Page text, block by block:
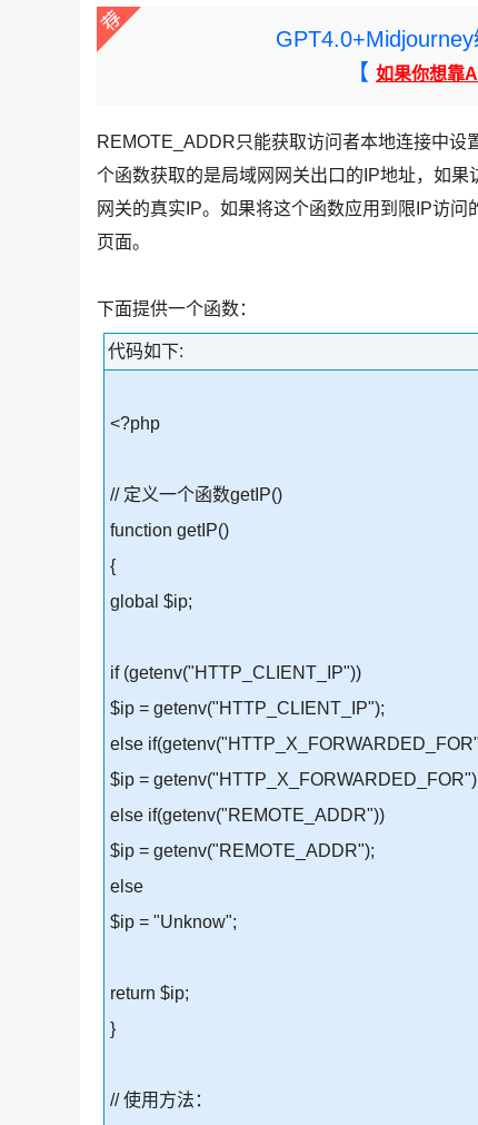
【 如果你想靠
REMOTE_ADDR只能获取访问者本地连接中
个函数获取的是局域网网关出口的IP地址，如
网关的真实IP。如果将这个函数应用到限IP访
页面。
下面提供一个函数：
代码如下:
<?php
// 定义一个函数getIP()
function getIP()
{
global $ip;
if (getenv("HTTP_CLIENT_IP"))
$ip = getenv("HTTP_CLIENT_IP");
else
$ip =
else if(getenv("REMOTE_ADDR"))
$ip = getenv("REMOTE_ADDR");
else
$ip = "Unknow";
return $ip;
}
// 使用方法：